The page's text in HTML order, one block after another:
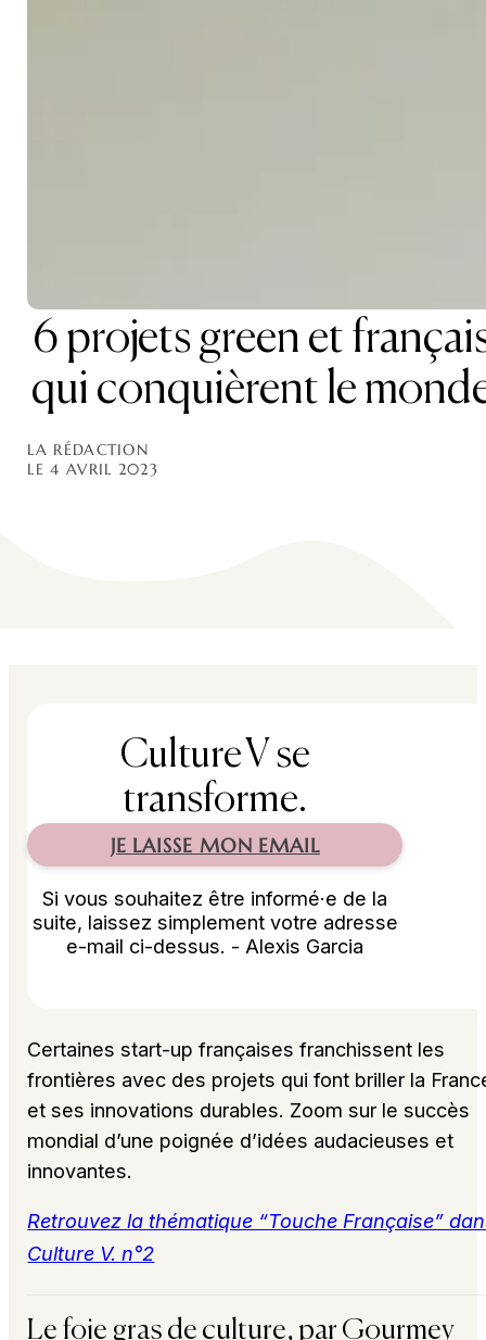
6 projets green et
qui conquièrent le
LA RÉDACTION
LE 4 AVRIL 2023
Culture V se
transforme.
JE LAISSE MON EMAIL
Si vous souhaitez être informé·e de la
suite, laissez simplement votre adresse
e-mail ci-dessus. - Alexis Garcia
Certaines start-up françaises franchissent les
frontières avec des projets qui font briller la
et ses innovations durables. Zoom sur le succès
mondial d’une poignée d’idées audacieuses et
innovantes.
Retrouvez la thématique “Touche Française”
Culture V. n°2
Le foie gras de culture, par Gourmey